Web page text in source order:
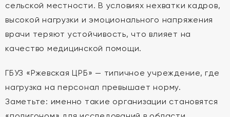
сельской местности. В условиях нехватки кадров,
высокой нагрузки и эмоционального напряжения
врачи теряют устойчивость, что влияет на
качество медицинской помощи.
ГБУЗ «Ржевская ЦРБ» — типичное учреждение, где
нагрузка на персонал превышает норму.
Заметьте: именно такие организации становятся